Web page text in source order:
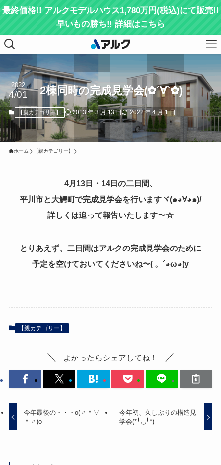
最終価格!! アルクモデルハウス1,780万円(税込)にて販売!!
早いもの勝ち!! 詳細はこちら
2棟同時の完成見学会(✿´∀`✿)
2022
4/01
【親カテゴリー】 2013 年 3 月 13 日 2022 年 4 月 1 日
ホーム 【親カテゴリー】
4月13日・14日の二日間、
平川市と大鰐町で完成見学会を行いますヾ(๑◕∀◕๑)/
詳しくは追って報告いたします〜☆
とりあえず、二日間はアルクの完成見学会のために
予定を空けておいてくださいね〜( 。´◕ω◕)y
【親カテゴリー】
よかったらシェアしてね！
今年最後の・・・o(〃＾▽
＾〃)o
今年初、久しぶりの構造見
学会(*╹◡╹*)